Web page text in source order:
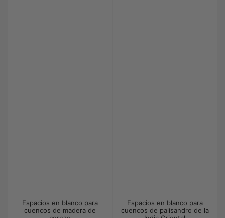
Espacios en blanco para
cuencos de madera de
Espacios en blanco para
cuencos de palisandro de la